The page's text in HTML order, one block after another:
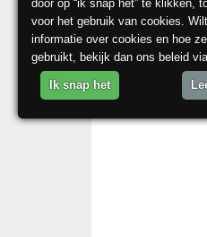
door op “ik snap het” te klikken,
voor het gebruik van cookies.
informatie over cookies en hoe
gebruikt, bekijk dan ons beleid
Ik snap het